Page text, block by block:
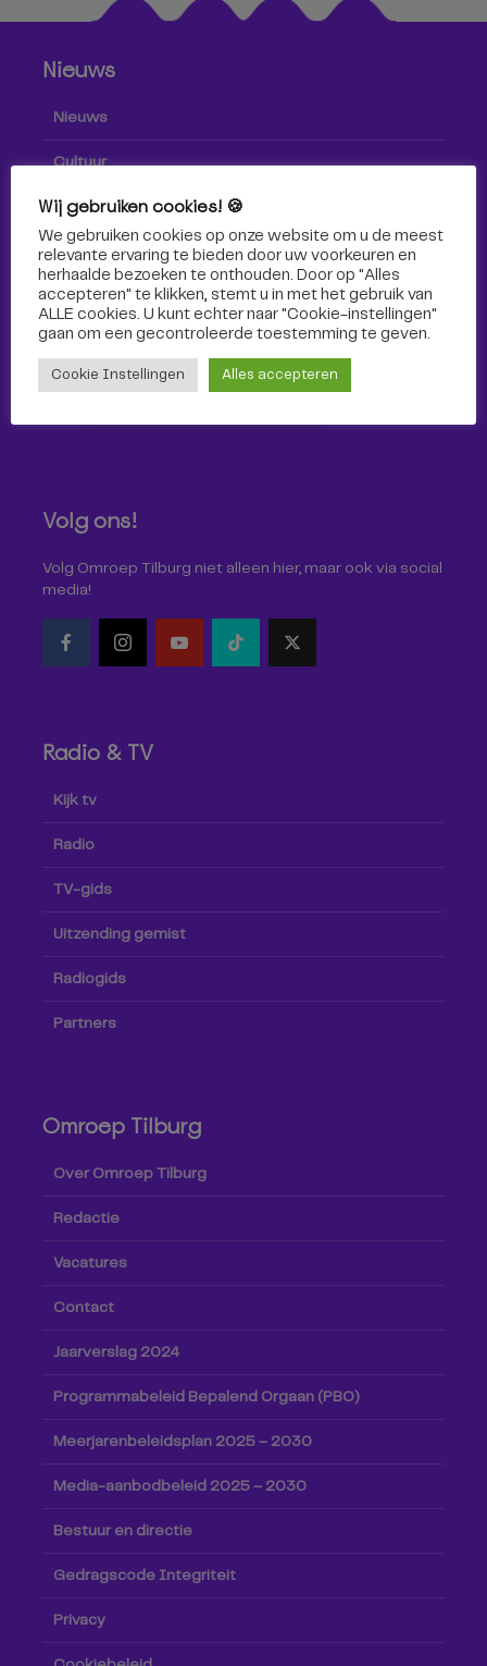
Nieuws
Nieuws
Cultuur
Sport
Volg ons!
Volg Omroep Tilburg niet alleen hier, maar ook via social
media!
Radio & TV
Kijk tv
Radio
TV-gids
Uitzending gemist
Radiogids
Partners
Omroep Tilburg
Over Omroep Tilburg
Redactie
Vacatures
Contact
Jaarverslag 2024
Programmabeleid Bepalend Orgaan (PBO)
Meerjarenbeleidsplan 2025 – 2030
Media-aanbodbeleid 2025 – 2030
Bestuur en directie
Gedragscode Integriteit
Privacy
Wij gebruiken cookies! 🍪
We gebruiken cookies op onze website om u de meest
relevante ervaring te bieden door uw voorkeuren en
herhaalde bezoeken te onthouden. Door op "Alles
accepteren" te klikken, stemt u in met het gebruik van
ALLE cookies. U kunt echter naar "Cookie-instellingen"
gaan om een ​​gecontroleerde toestemming te geven.
Cookie Instellingen Alles accepteren